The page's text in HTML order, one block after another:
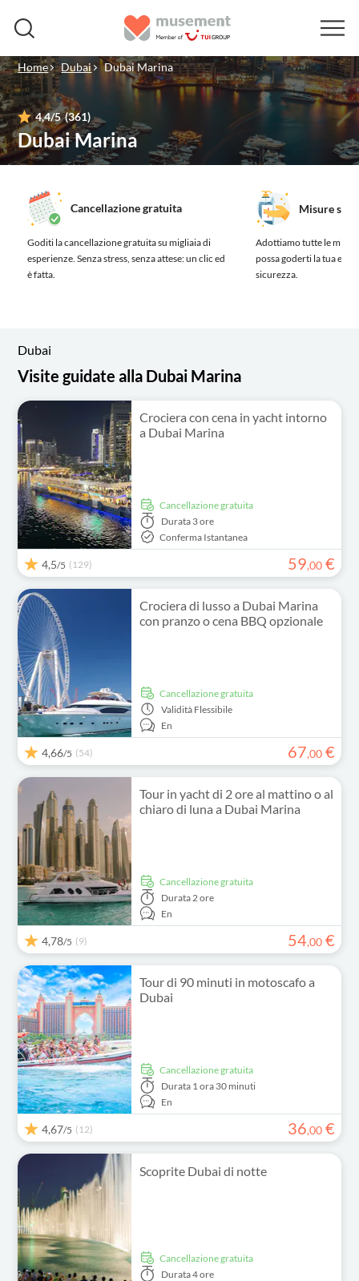
Home Dubai Dubai Marina
4,4/5 (361)
Dubai Marina
Cancellazione gratuita
Goditi la cancellazione gratuita su migliaia di
esperienze. Senza stress, senza attese: un clic ed
è fatta.
Misure
Adottiamo tutte le
possa goderti la tua
sicurezza.
Dubai
Visite guidate alla Dubai Marina
Crociera con cena in yacht intorno
a Dubai Marina
Cancellazione gratuita
Durata 3 ore
Conferma Istantanea
4,5/5 (129) 59,00 €
Crociera di lusso a Dubai Marina
con pranzo o cena BBQ opzionale
Cancellazione gratuita
Validità Flessibile
En
4,66/5 (54) 67,00 €
Tour in yacht di 2 ore al mattino o al
chiaro di luna a Dubai Marina
Cancellazione gratuita
Durata 2 ore
En
4,78/5 (9) 54,00 €
Tour di 90 minuti in motoscafo a
Dubai
Cancellazione gratuita
Durata 1 ora 30 minuti
En
4,67/5 (12) 36,00 €
Scoprite Dubai di notte
Cancellazione gratuita
Durata4 ore